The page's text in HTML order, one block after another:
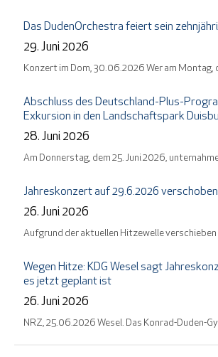
Das DudenOrchestra feiert sein
29. Juni 2026
Konzert im Dom, 30.06.2026 Wer am Montag,
Abschluss des Deutschland-Plus-
Exkursion in den Landschaftspark
28. Juni 2026
Am Donnerstag, dem 25. Juni 2026,
Jahreskonzert auf 29.6.2026 verschoben
26. Juni 2026
Aufgrund der aktuellen Hitzewelle verschieben
Wegen Hitze: KDG Wesel sagt
es jetzt geplant ist
26. Juni 2026
NRZ, 25.06.2026 Wesel. Das Konrad-Duden-